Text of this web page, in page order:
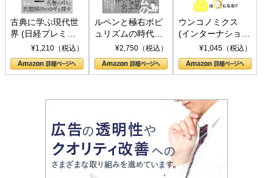
古典に学ぶ現代世
界 (日経プレミア
シリーズ)¥1,210（税込）
ルペンと極右ポピ
ュリズムの時代：
〈ヤヌス〉の二つ
の顔
¥2,750（税込）
ウンコノミクス
(インターナショナ
ル新書)¥1,045（税込）